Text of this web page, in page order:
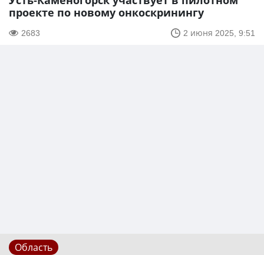
проекте по новому онкоскринингу
2683 2 июня 2025, 9:51
Область